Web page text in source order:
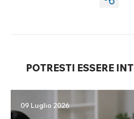
POTRESTI ESSERE
09 Luglio 2026